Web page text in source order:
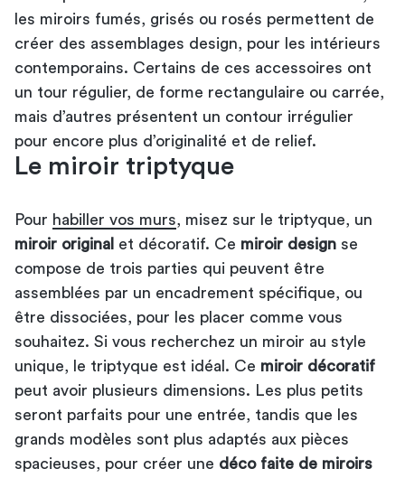
les miroirs fumés, grisés ou rosés permettent de
créer des assemblages design, pour les intérieurs
contemporains. Certains de ces accessoires ont
un tour régulier, de forme rectangulaire ou carrée,
mais d’autres présentent un contour irrégulier
pour encore plus d’originalité et de relief.
Le miroir triptyque
Pour habiller vos murs , misez sur le triptyque, un
miroir original et décoratif. Ce miroir design se
compose de trois parties qui peuvent être
assemblées par un encadrement spécifique, ou
être dissociées, pour les placer comme vous
souhaitez. Si vous recherchez un miroir au style
unique, le triptyque est idéal. Ce miroir décoratif
peut avoir plusieurs dimensions. Les plus petits
seront parfaits pour une entrée, tandis que les
grands modèles sont plus adaptés aux pièces
spacieuses, pour créer une déco faite de miroirs